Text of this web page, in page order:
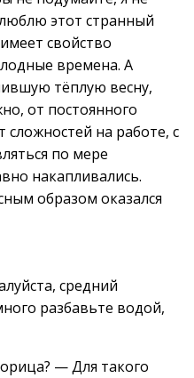
этот странный
свойство
времена. А
тёплую весну,
от постоянного
на работе, с
по мере
накапливались.
образом оказался
средний
разбавьте водой,
— Для такого